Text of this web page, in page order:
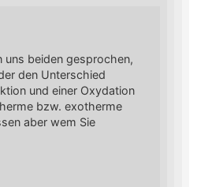
uns beiden gesprochen,
den Unterschied
und einer Oxydation
bzw. exotherme
aber wem Sie